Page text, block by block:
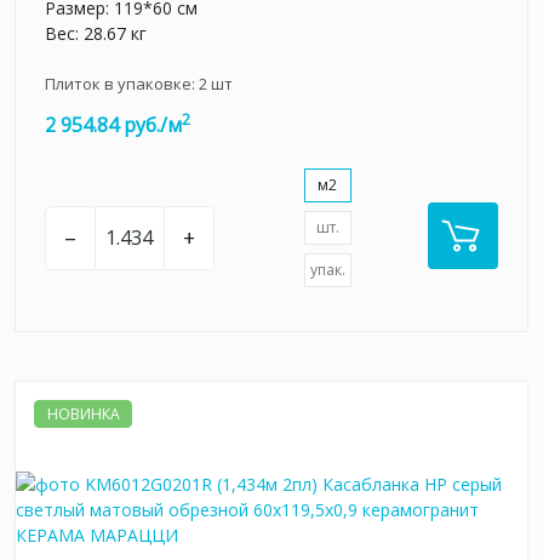
Размер: 119*60 см
Вес: 28.67 кг
Плиток в упаковке: 2шт
2 954.84 руб./м2
– +
м2
шт.
упак.
НОВИНКА